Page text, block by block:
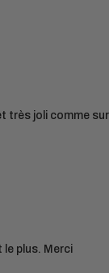
très joli comme
plus. Merci